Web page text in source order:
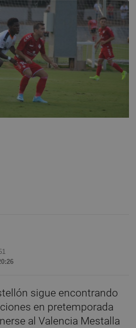
sigue encontrando
en pretemporada
al Valencia Mestalla